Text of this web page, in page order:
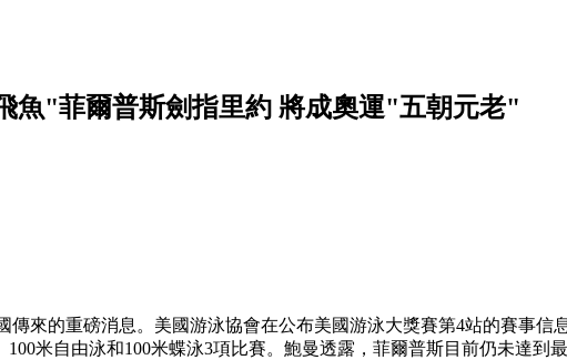
魚"菲爾普斯劍指里約 將成奧運"五朝元老"
的重磅消息。美國游泳協會在公布美國游泳大獎賽第4站的賽事信
米自由泳和100米蝶泳3項比賽。鮑曼透露，菲爾普斯目前仍未達到